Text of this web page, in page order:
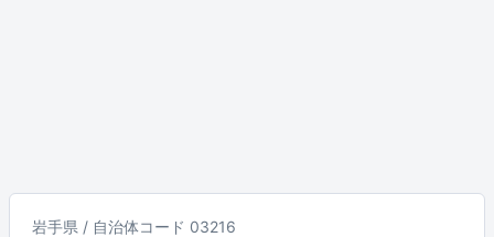
岩手県 / 自治体コード 03216